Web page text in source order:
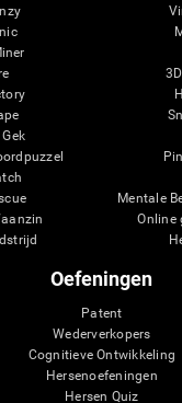
Mentale
Online
Oefeningen
Patent
Wederverkopers
Cognitieve Ontwikkeling
Hersenoefeningen
Hersen Quiz